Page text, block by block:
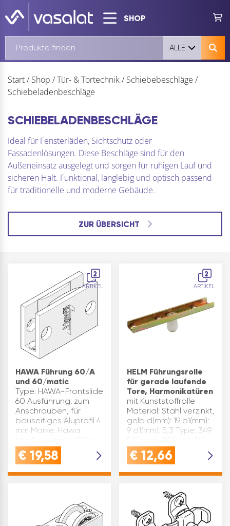
SHOP
ALLE
Start/ Shop /Tür- & Tortechnik/ Schiebebeschläge /
Schiebeladenbeschläge
SCHIEBELADENBESCHLÄGE
Ideal für Fensterläden, Sichtschutz oder
Fassadenlösungen. Diese Beschläge sind für den
Außeneinsatz ausgelegt und sorgen für ruhigen Lauf und
sicheren Halt. Funktional, langlebig und optisch passend
für traditionelle und moderne Gebäude.
ZUR ÜBERSICHT
2
ARTIKEL
HAWA Führung 60/A
und 60/matic
Type: HAWA-Frontslide
60 Ausführung: zum
Anschrauben, für
bauseitiges Aluprofil 4
mm Marke: Hawa
€ 19,58
2
ARTIKEL
HELM Führungsrolle
für gerade laufende
Tore, Harmonikatüren
mit Kunststoffrolle
Material: Stahl verzinkt,
gelb d(mm): 19 b1(mm):
9 d1(mm): 5,3 Type: 349
b(mm): 24
Verwendung: gerade
Harmonikatüren
h0(mm): 25 h(mm): 36 …
€ 12,66